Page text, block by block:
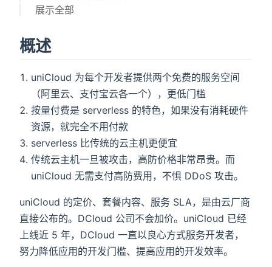
展示全部
概述
uniCloud 为每个开发者提供两个免费的服务空间
（阿里云、支付宝云各一个），更低门槛
按量付费是 serverless 的特色，如果没有消耗硬件
资源，就完全不用付款
serverless 比传统的云主机更便宜
传统云主机一旦被攻击，高防价格非常昂贵。而
uniCloud 无需支付高防费用，不惧 DDoS 攻击。
uniCloud 的定价、套餐内容、服务 SLA，是由云厂商
直接公布的。DCloud 公司不会加价。uniCloud 已经
上线近 5 年，DCloud 一直以良心方式服务开发者，
努力降低应用的开发门槛、提高应用的开发效率。